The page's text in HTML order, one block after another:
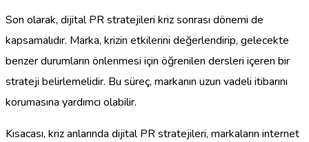
Son olarak, dijital PR stratejileri kriz sonrası dönemi de
kapsamalıdır. Marka, krizin etkilerini değerlendirip, gelecekte
benzer durumların önlenmesi için öğrenilen dersleri içeren bir
strateji belirlemelidir. Bu süreç, markanın uzun vadeli itibarını
korumasına yardımcı olabilir.
Kısacası, kriz anlarında dijital PR stratejileri, markaların internet